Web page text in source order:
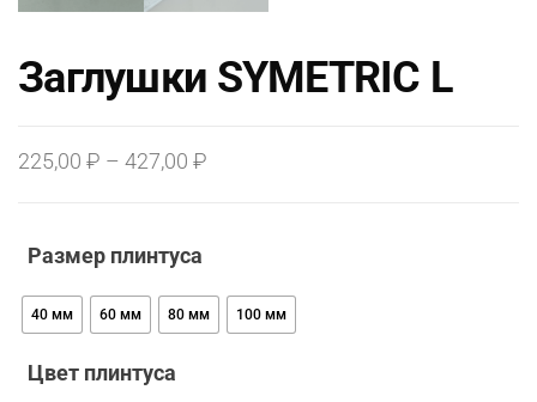
Заглушки SYMETRIC L
225,00 ₽ – 427,00 ₽
427,00 ₽
Размер плинтуса
40 мм 60 мм 80 мм 100 мм
Цвет плинтуса